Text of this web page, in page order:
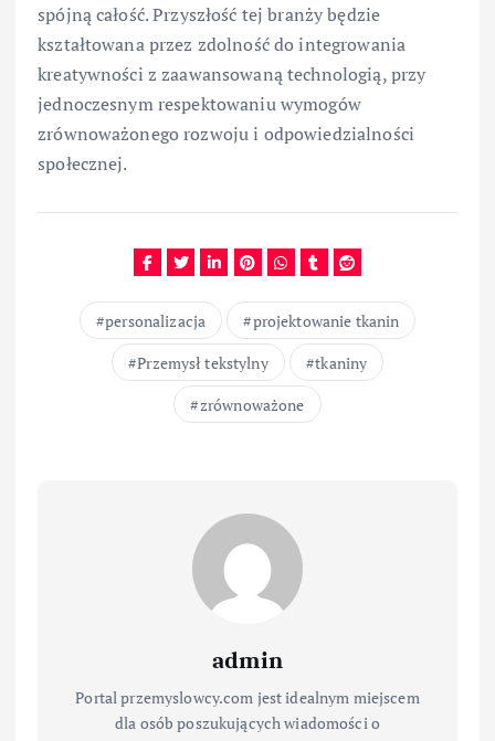
spójną całość. Przyszłość tej branży będzie
kształtowana przez zdolność do integrowania
kreatywności z zaawansowaną technologią, przy
jednoczesnym respektowaniu wymogów
zrównoważonego rozwoju i odpowiedzialności
społecznej.
personalizacja
projektowanie tkanin
Przemysł tekstylny
tkaniny
zrównoważone
admin
Portal przemyslowcy.com jest idealnym miejscem
dla osób poszukujących wiadomości o